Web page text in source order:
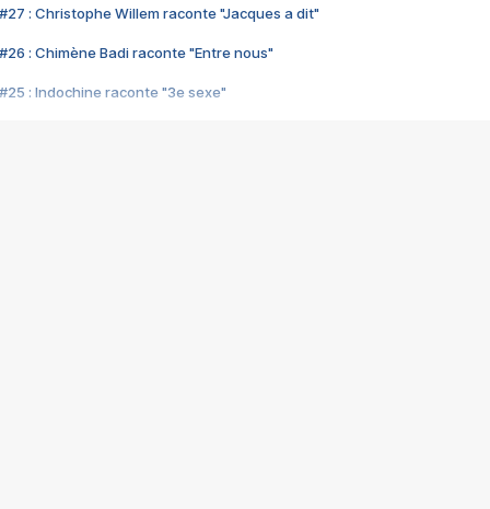
#27 : Christophe Willem raconte "Jacques a dit"
#26 : Chimène Badi raconte "Entre nous"
#25 : Indochine raconte "3e sexe"